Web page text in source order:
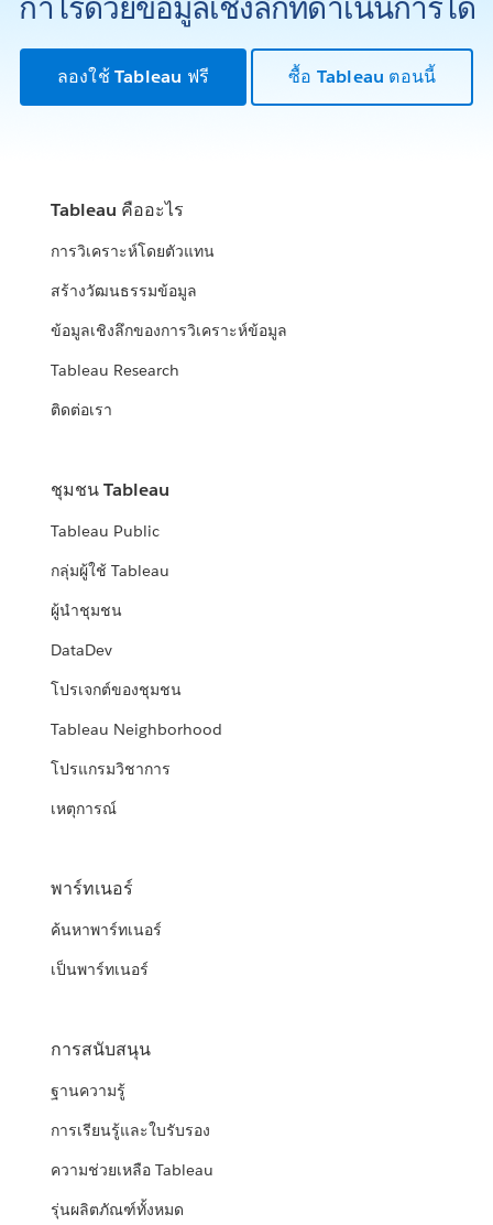
ลองใช้ Tableau ฟรี ซื้อ Tableau ตอนนี้
Tableau คืออะไร
การวิเคราะห์โดยตัวแทน
สร้างวัฒนธรรมข้อมูล
ข้อมูลเชิงลึกของการวิเคราะห์ข้อมูล
Tableau Research
ติดต่อเรา
ชุมชน Tableau
Tableau Public
กลุ่มผู้ใช้ Tableau
ผู้นำชุมชน
DataDev
โปรเจกต์ของชุมชน
Tableau Neighborhood
โปรแกรมวิชาการ
เหตุการณ์
พาร์ทเนอร์
ค้นหาพาร์ทเนอร์
เป็นพาร์ทเนอร์
การสนับสนุน
ฐานความรู้
การเรียนรู้และใบรับรอง
ความช่วยเหลือ Tableau
รุ่นผลิตภัณฑ์ทั้งหมด